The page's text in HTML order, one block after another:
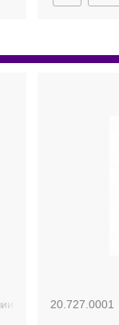
20.727.0001